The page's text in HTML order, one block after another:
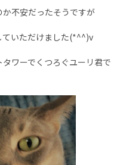
不安だったそうですが
ていただけました(*^^)v
ワーでくつろぐユーリ君で